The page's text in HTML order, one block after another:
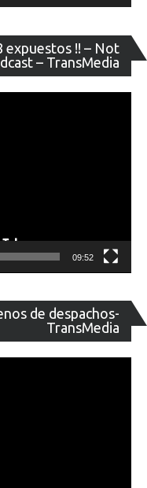
expuestos !! – Not
– TransMedia
de
09:52
de despachos-
TransMedia
de